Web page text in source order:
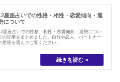
星座占いでの性格・相性・恋愛傾向・運
について
星座占いでの性格・相性・恋愛傾向・運勢につい
の記事をまとめました。自分や恋人、パートナー
星座を選んでご覧ください。